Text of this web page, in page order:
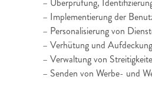
– Implementierung der
– Personalisierung von
– Verhütung und
– Verwaltung von
– Senden von Werbe- und